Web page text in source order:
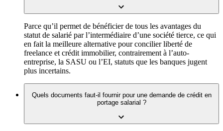
Parce qu’il permet de bénéficier de tous les avantages du
statut de salarié par l’intermédiaire d’une société tierce, ce qui
en fait la meilleure alternative pour concilier liberté de
freelance et crédit immobilier, contrairement à l’auto-
entreprise, la SASU ou l’EI, statuts que les banques jugent
plus incertains.
Quels documents faut-il fournir pour une demande de crédit en
portage salarial ?